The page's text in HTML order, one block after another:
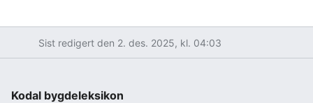
Sist redigert den 2. des. 2025, kl. 04:03
Kodal bygdeleksikon